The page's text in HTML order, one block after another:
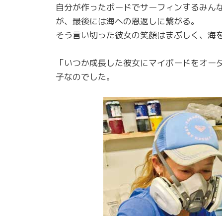
自分が作ったボードでサーフィンするみん
が、最後には海への恩返しに繋がる。
そう言い切った彼女の笑顔はまぶしく、海
「いつか成長した彼女にマイボードをオ
子なのでした。